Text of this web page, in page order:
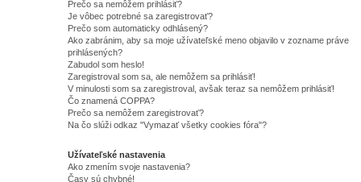
Prečo sa nemôžem prihlásiť?
Je vôbec potrebné sa zaregistrovať?
Prečo som automaticky odhlásený?
Ako zabránim, aby sa moje užívateľské meno objavilo v zozname práve
prihlásených?
Zabudol som heslo!
Zaregistroval som sa, ale nemôžem sa prihlásiť!
V minulosti som sa zaregistroval, avšak teraz sa nemôžem prihlásiť!
Čo znamená COPPA?
Prečo sa nemôžem zaregistrovať?
Na čo slúži odkaz "Vymazať všetky cookies fóra"?
Užívateľské nastavenia
Ako zmením svoje nastavenia?
Časy sú chybné!